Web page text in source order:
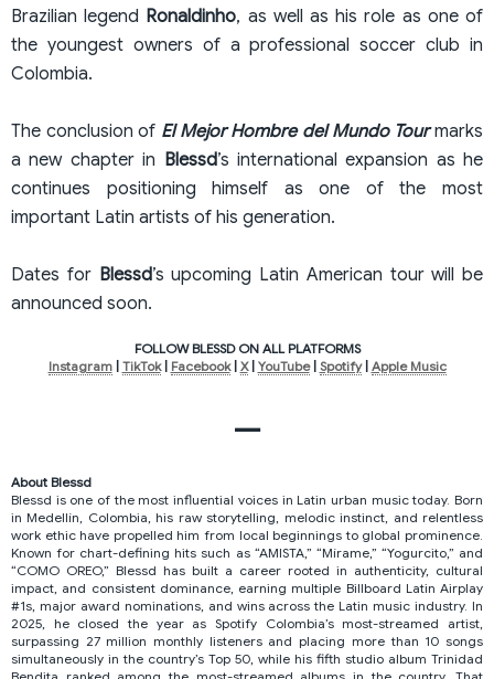
Brazilian legend Ronaldinho, as well as his role as one of
the youngest owners of a professional soccer club in
Colombia.
The conclusion of El Mejor Hombre del Mundo Tourmarks
a new chapter in Blessd’s international expansion as he
continues positioning himself as one of the most
important Latin artists of his generation.
Dates for Blessd’s upcoming Latin American tour will be
announced soon.
FOLLOW BLESSD ON ALL PLATFORMS
Instagram| TikTok| Facebook| X| YouTube| Spotify| Apple Music
—
About Blessd
Blessd is one of the most influential voices in Latin urban music today. Born
in Medellín, Colombia, his raw storytelling, melodic instinct, and relentless
work ethic have propelled him from local beginnings to global prominence.
Known for chart-defining hits such as “AMISTA,” “Mírame,” “Yogurcito,” and
“COMO OREO,” Blessd has built a career rooted in authenticity, cultural
impact, and consistent dominance, earning multiple Billboard Latin Airplay
#1s, major award nominations, and wins across the Latin music industry. In
2025, he closed the year as Spotify Colombia’s most-streamed artist,
surpassing 27 million monthly listeners and placing more than 10 songs
simultaneously in the country’s Top 50, while his fifth studio album Trinidad